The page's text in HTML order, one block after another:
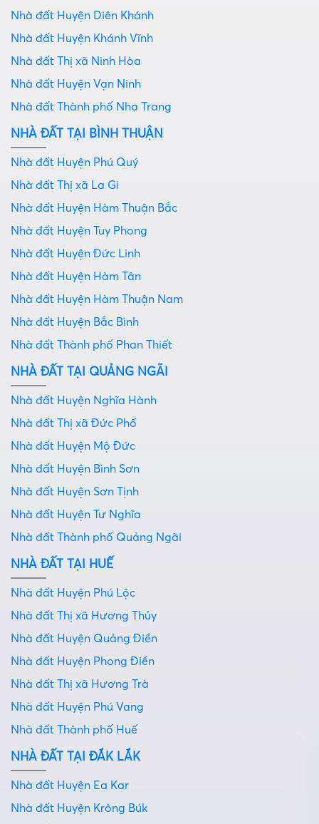
Nhà đất Huyện Diên Khánh
Nhà đất Huyện Khánh Vĩnh
Nhà đất Thị xã Ninh Hòa
Nhà đất Huyện Vạn Ninh
Nhà đất Thành phố Nha Trang
NHÀ ĐẤT TẠI BÌNH THUẬN
Nhà đất Huyện Phú Quý
Nhà đất Thị xã La Gi
Nhà đất Huyện Hàm Thuận Bắc
Nhà đất Huyện Tuy Phong
Nhà đất Huyện Đức Linh
Nhà đất Huyện Hàm Tân
Nhà đất Huyện Hàm Thuận Nam
Nhà đất Huyện Bắc Bình
Nhà đất Thành phố Phan Thiết
NHÀ ĐẤT TẠI QUẢNG NGÃI
Nhà đất Huyện Nghĩa Hành
Nhà đất Thị xã Đức Phổ
Nhà đất Huyện Mộ Đức
Nhà đất Huyện Bình Sơn
Nhà đất Huyện Sơn Tịnh
Nhà đất Huyện Tư Nghĩa
Nhà đất Thành phố Quảng Ngãi
NHÀ ĐẤT TẠI HUẾ
Nhà đất Huyện Phú Lộc
Nhà đất Thị xã Hương Thủy
Nhà đất Huyện Quảng Điền
Nhà đất Huyện Phong Điền
Nhà đất Thị xã Hương Trà
Nhà đất Huyện Phú Vang
Nhà đất Thành phố Huế
NHÀ ĐẤT TẠI ĐẮK LẮK
Nhà đất Huyện Ea Kar
Nhà đất Huyện Krông Búk